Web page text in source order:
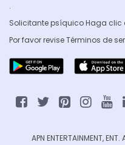
.
Solicitante psíquico Haga clic
Por favor reviseTérminos de
APN ENTERTAINMENT,